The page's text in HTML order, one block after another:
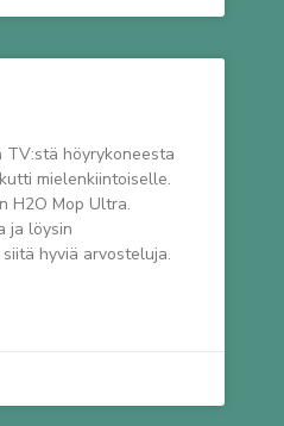
TV:stä höyrykoneesta
mielenkiintoiselle.
H2O Mop Ultra.
ja löysin
hyviä arvosteluja.